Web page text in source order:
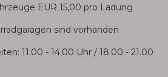
EUR 15,00 pro Ladung
sind vorhanden
11.00 - 14.00 Uhr / 18.00 - 21.00